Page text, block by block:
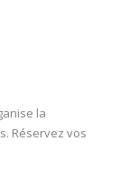
la
Réservez vos